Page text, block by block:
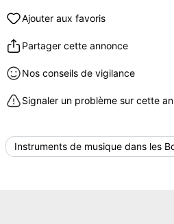
Ajouter aux favoris
Partager cette annonce
Nos conseils de vigilance
Signaler un problème sur cette
Instruments de musique dans les